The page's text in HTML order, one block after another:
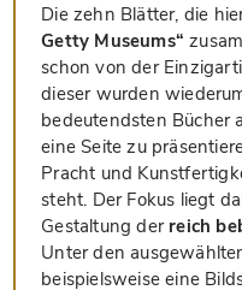
Die zehn Blätter, die
Getty Museums“
schon von der
dieser wurden
bedeutendsten Bücher
eine Seite zu
Pracht und
steht. Der Fokus liegt
Gestaltung der reich
Unter den
beispielsweise eine